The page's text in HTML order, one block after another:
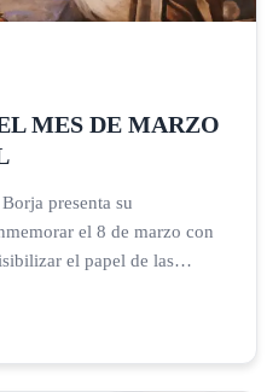
MES DE MARZO
presenta su
el 8 de marzo con
el papel de las
edición de FEMART en la